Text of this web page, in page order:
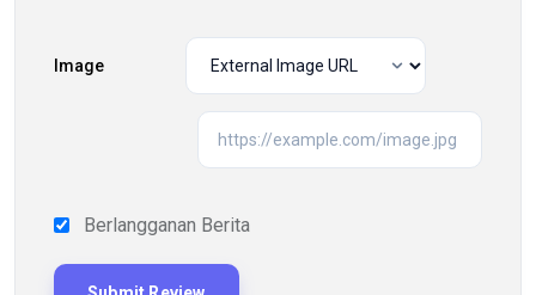
Image
Berlangganan Berita